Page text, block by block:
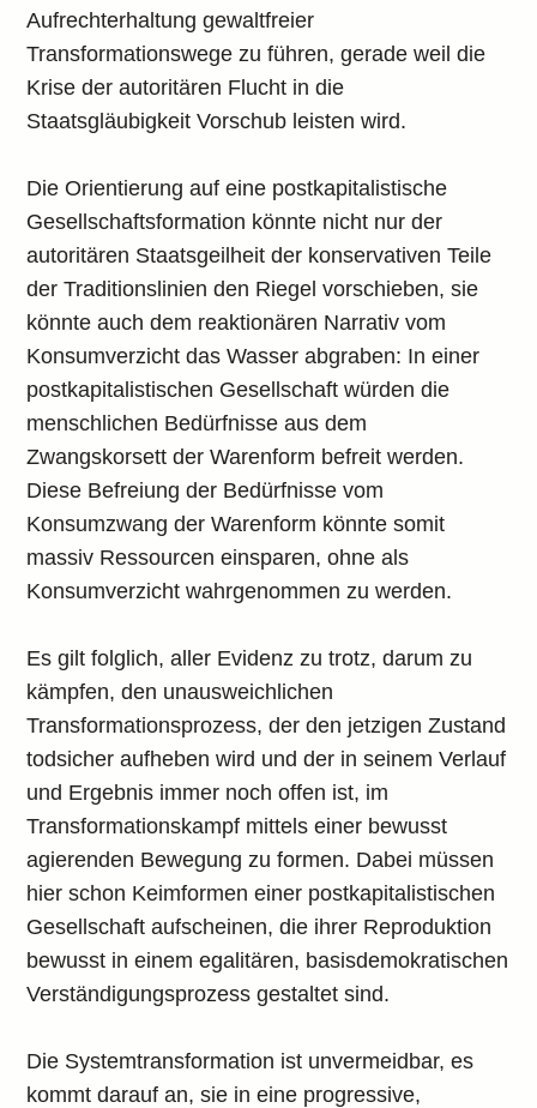
Aufrechterhaltung gewaltfreier
Transformationswege zu führen, gerade weil die
Krise der autoritären Flucht in die
Staatsgläubigkeit Vorschub leisten wird.
Die Orientierung auf eine postkapitalistische
Gesellschaftsformation könnte nicht nur der
autoritären Staatsgeilheit der konservativen Teile
der Traditionslinien den Riegel vorschieben, sie
könnte auch dem reaktionären Narrativ vom
Konsumverzicht das Wasser abgraben: In einer
postkapitalistischen Gesellschaft würden die
menschlichen Bedürfnisse aus dem
Zwangskorsett der Warenform befreit werden.
Diese Befreiung der Bedürfnisse vom
Konsumzwang der Warenform könnte somit
massiv Ressourcen einsparen, ohne als
Konsumverzicht wahrgenommen zu werden.
Es gilt folglich, aller Evidenz zu trotz, darum zu
kämpfen, den unausweichlichen
Transformationsprozess, der den jetzigen Zustand
todsicher aufheben wird und der in seinem Verlauf
und Ergebnis immer noch offen ist, im
Transformationskampf mittels einer bewusst
agierenden Bewegung zu formen. Dabei müssen
hier schon Keimformen einer postkapitalistischen
Gesellschaft aufscheinen, die ihrer Reproduktion
bewusst in einem egalitären, basisdemokratischen
Verständigungsprozess gestaltet sind.
Die Systemtransformation ist unvermeidbar, es
kommt darauf an, sie in eine progressive,